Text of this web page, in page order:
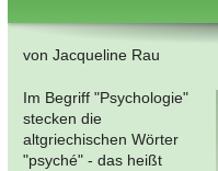
von Jacqueline Rau
Im Begriff "Psychologie"
stecken die
altgriechischen Wörter
"psyché" - das heißt